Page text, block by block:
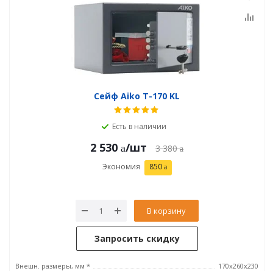
Сейф Aiko T-170 KL
Есть в наличии
2 530 /шт 3 380
Экономия 850
В корзину
Запросить скидку
Внешн. размеры, мм *
170x260x230